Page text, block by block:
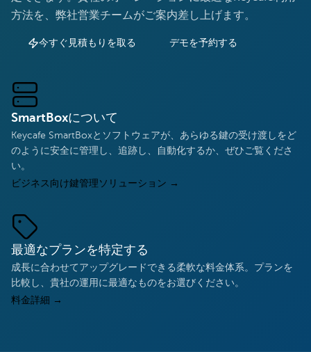
方法を、弊社営業チームがご案内差し上げます。
今すぐ見積もりを取る デモを予約する
SmartBoxについて
Keycafe SmartBoxとソフトウェアが、あらゆる鍵の受け渡しをど
のように安全に管理し、追跡し、自動化するか、ぜひご覧くださ
い。
ビジネス向け鍵管理ソリューション →
最適なプランを特定する
成長に合わせてアップグレードできる柔軟な料金体系。プランを
比較し、貴社の運用に最適なものをお選びください。
料金詳細
→